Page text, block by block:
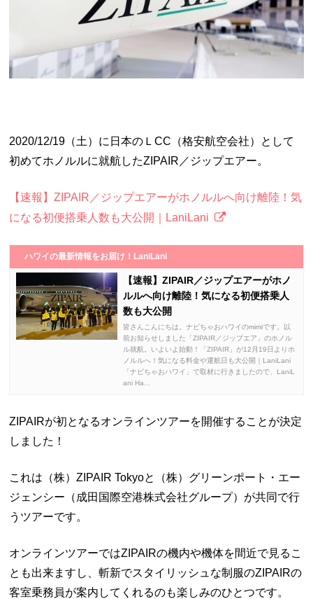
2020/12/19（土）に日本のＬCC（格安航空会社）として
初めてホノルルに就航したZIPAIR／ジップエアー。
【速報】ZIPAIR／ジップエアーがホノルルへ向け離陸！気
になる初便搭乗人数も大公開｜LaniLani
ハワイの最新情報をお届け！LaniLani
【速報】ZIPAIR／ジップエアーがホノ
ルルへ向け離陸！気になる初便搭乗人
数も大公開
皆さんこんにちは。ナビちゃおハワイのmimiです。以
前お知らせしました「ZIPAIR／ジップエア」のホノル
ル就航。いよいよ始動！「ZIPAIR」が12月19日よりホ
ノルルへ！気になる料金や運航日も大公開｜LaniLani
「ナビちゃおハワイ」で取材に行きましたので、LaniL
ani Ha...
ZIPAIRが初となるオンラインツアーを開催することが決定
しました！
これは（株）ZIPAIR Tokyoと（株）グリーンポート・エー
ジェンシー（成田国際空港株式会社グループ）が共同で行
うツアーです。
オンラインツアーではZIPAIRの機内や機体を間近で見るこ
とも出来ますし、斬新でスタイリッシュな制服のZIPAIRの
客室乗務員が案内してくれるのも楽しみのひとつです。